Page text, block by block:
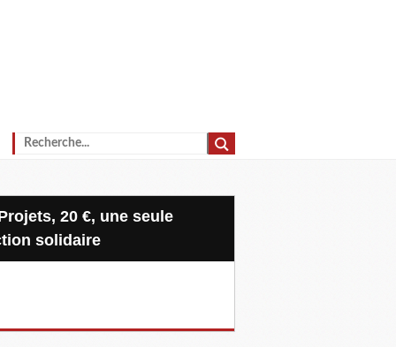
solidaire